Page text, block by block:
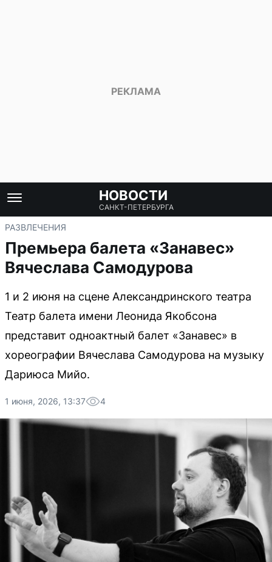
НОВОСТИ
САНКТ-ПЕТЕРБУРГА
РАЗВЛЕЧЕНИЯ
Премьера балета «Занавес»
Вячеслава Самодурова
1 и 2 июня на сцене Александринского театра
Театр балета имени Леонида Якобсона
представит одноактный балет «Занавес» в
хореографии Вячеслава Самодурова на музыку
Дариюса Мийо.
1 июня, 2026, 13:37 4